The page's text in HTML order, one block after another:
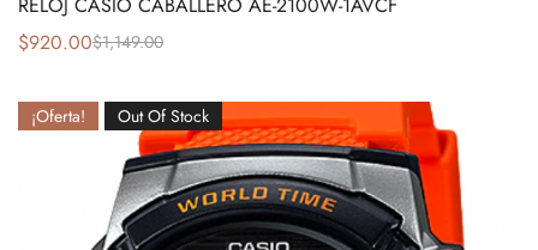
$1,149.00
$920.00
¡Oferta! Out Of Stock